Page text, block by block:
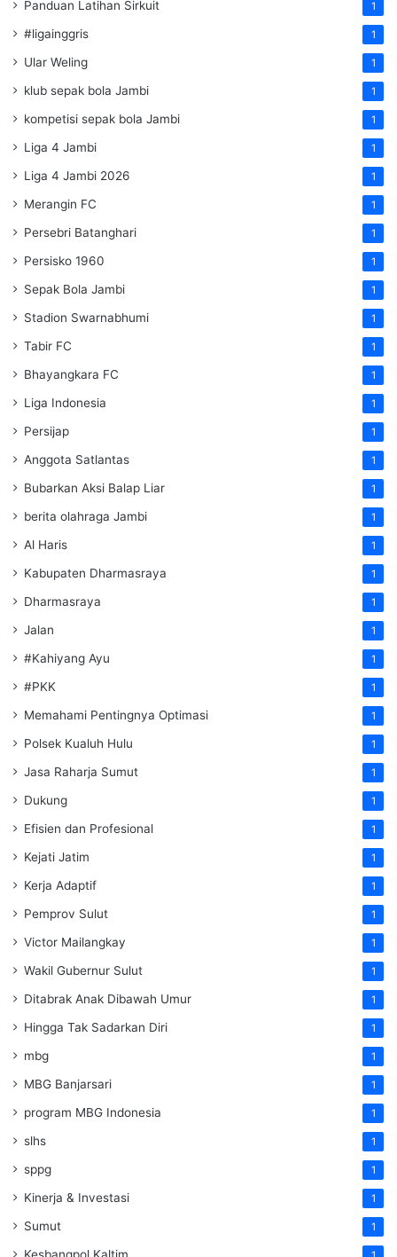
Panduan Latihan Sirkuit 1
#ligainggris 1
Ular Weling 1
klub sepak bola Jambi 1
kompetisi sepak bola Jambi 1
Liga 4 Jambi 1
Liga 4 Jambi 2026 1
Merangin FC 1
Persebri Batanghari 1
Persisko 1960 1
Sepak Bola Jambi 1
Stadion Swarnabhumi 1
Tabir FC 1
Bhayangkara FC 1
Liga Indonesia 1
Persijap 1
Anggota Satlantas 1
Bubarkan Aksi Balap Liar 1
berita olahraga Jambi 1
Al Haris 1
Kabupaten Dharmasraya 1
Dharmasraya 1
Jalan 1
#Kahiyang Ayu 1
#PKK 1
Memahami Pentingnya Optimasi 1
Polsek Kualuh Hulu 1
Jasa Raharja Sumut 1
Dukung 1
Efisien dan Profesional 1
Kejati Jatim 1
Kerja Adaptif 1
Pemprov Sulut 1
Victor Mailangkay 1
Wakil Gubernur Sulut 1
Ditabrak Anak Dibawah Umur 1
Hingga Tak Sadarkan Diri 1
mbg 1
MBG Banjarsari 1
program MBG Indonesia 1
slhs 1
sppg 1
Kinerja & Investasi 1
Sumut 1
Kesbangpol Kaltim